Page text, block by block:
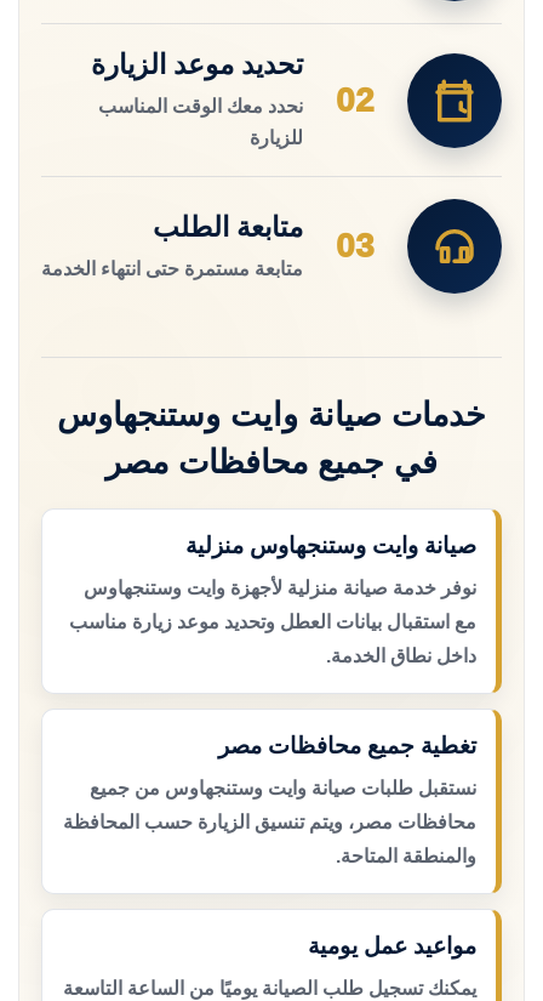
02
تحديد موعد الزيارة
نحدد معك الوقت المناسب
للزيارة
03
متابعة الطلب
متابعة مستمرة حتى انتهاء الخدمة
خدمات صيانة وايت وستنجهاوس
في جميع محافظات مصر
صيانة وايت وستنجهاوس منزلية
نوفر خدمة صيانة منزلية لأجهزة وايت وستنجهاوس
مع استقبال بيانات العطل وتحديد موعد زيارة مناسب
داخل نطاق الخدمة.
تغطية جميع محافظات مصر
نستقبل طلبات صيانة وايت وستنجهاوس من جميع
محافظات مصر، ويتم تنسيق الزيارة حسب المحافظة
والمنطقة المتاحة.
مواعيد عمل يومية
يمكنك تسجيل طلب الصيانة يوميًا من الساعة التاسعة